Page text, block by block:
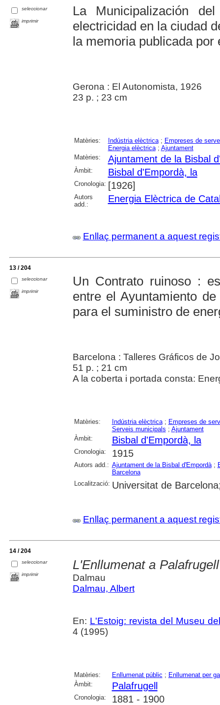
seleccionar
imprimir
La Municipalización
electricidad en la ciudad
la memoria publicada por
Gerona : El Autonomista, 1926
23 p. ; 23 cm
Matèries: Indústria elèctrica; Empreses de
Energia elèctrica; Ajuntament
Matèries:
Ajuntament de la Bisbal
Àmbit: Bisbal d'Empordà, la
Cronologia: [1926]
Autors
add.:
Energia Elèctrica de
Enllaç permanent a aquest
13 / 204
seleccionar
imprimir
Un Contrato ruinoso :
entre el Ayuntamiento
para el suministro de
Barcelona : Talleres Gráficos de
51 p. ; 21 cm
A la coberta i portada consta:
Matèries: Indústria elèctrica; Empreses de
Serveis municipals ; Ajuntament
Àmbit:
Bisbal d'Empordà, la
Cronologia: 1915
Autors add.: Ajuntament de la Bisbal d'Empordà;
Barcelona
Localització: Universitat de
Enllaç permanent a aquest
14 / 204
seleccionar
imprimir
L'Enllumenat a
Dalmau
Dalmau, Albert
En: L'Estoig: revista del Museu
4 (1995)
Matèries: Enllumenat públic ; Enllumenat per
Àmbit:
Palafrugell
Cronologia: 1881 - 1900